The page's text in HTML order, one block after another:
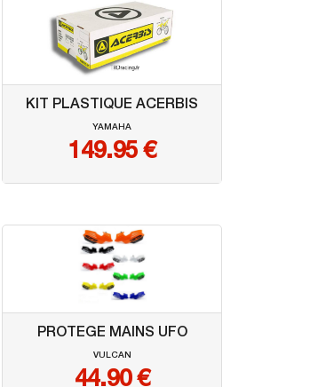
KIT PLASTIQUE ACERBIS
YAMAHA
149.95€
PROTEGE MAINS UFO
VULCAN
44.90€